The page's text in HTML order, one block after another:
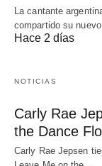
La cantante
compartido su
Hace 2 días
NOTICIAS
Carly Rae
the Dance
Carly Rae Jepsen